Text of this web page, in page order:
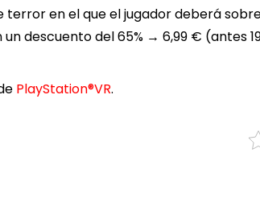
terror en el que el jugador deberá
descuento del 65% → 6,99 € (antes
PlayStation®VR.